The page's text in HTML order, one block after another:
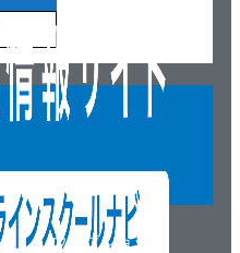
ウェブショップ